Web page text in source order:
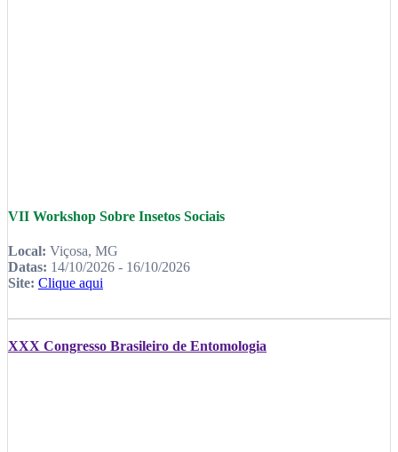
VII Workshop Sobre Insetos Sociais
Local: Viçosa, MG
Datas: 14/10/2026 - 16/10/2026
Site: Clique aqui
XXX Congresso Brasileiro de Entomologia